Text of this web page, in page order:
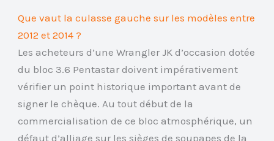
Que vaut la culasse gauche sur les modèles entre
2012 et 2014 ?
Les acheteurs d’une Wrangler JK d’occasion dotée
du bloc 3.6 Pentastar doivent impérativement
vérifier un point historique important avant de
signer le chèque. Au tout début de la
commercialisation de ce bloc atmosphérique, un
défaut d’alliage sur les sièges de soupapes de la